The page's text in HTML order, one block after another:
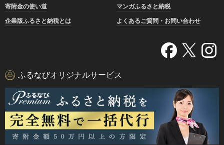
寄附金の使い道
マンガふるさと納税
企業版ふるさと納税とは
よくあるご質問・お問い合わせ
ふるなびオリジナルサービス